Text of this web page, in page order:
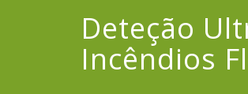
Deteção
Incêndios